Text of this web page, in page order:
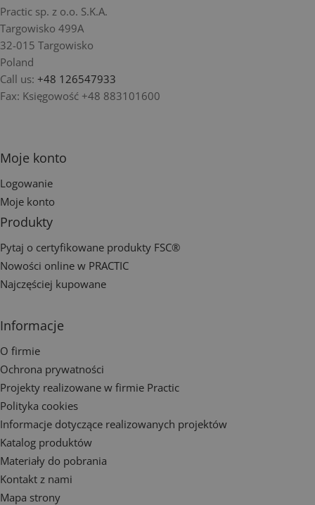
Practic sp. z o.o. S.K.A.
Targowisko 499A
32-015 Targowisko
Poland
Call us: +48 126547933
Fax: Księgowość +48 883101600
Moje konto
Logowanie
Moje konto
Produkty
Pytaj o certyfikowane produkty FSC®
Nowości online w PRACTIC
Najczęściej kupowane
Informacje
O firmie
Ochrona prywatności
Projekty realizowane w firmie Practic
Polityka cookies
Informacje dotyczące realizowanych projektów
Katalog produktów
Materiały do pobrania
Kontakt z nami
Mapa strony